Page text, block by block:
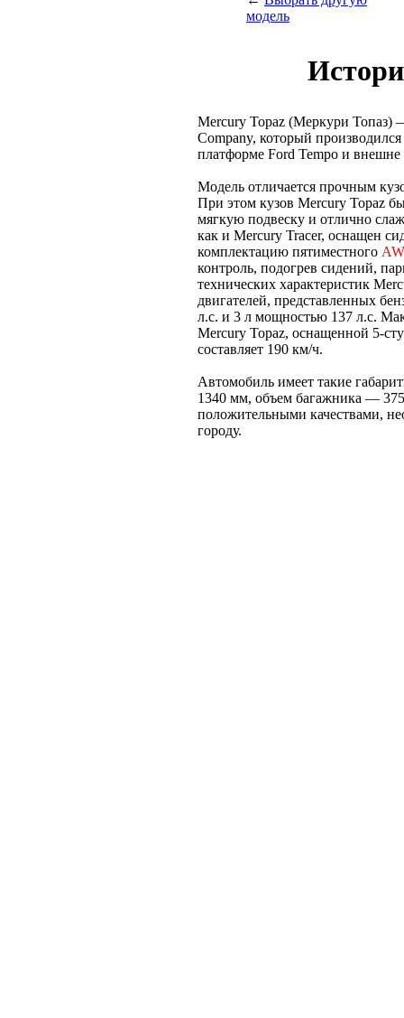
модель
Mercury Topaz (Меркури Топаз)
Company, который
платформе Ford Tempo и
Модель отличается прочным
При этом кузов Mercury Topaz
мягкую подвеску и отлично
как и Mercury Tracer, оснащен
комплектацию пятиместного AW
контроль, подогрев сидений,
технических характеристик
двигателей, представленных
л.с. и 3 л мощностью 137 л.с.
Mercury Topaz, оснащенной 5-
составляет 190 км/ч.
Автомобиль имеет такие
1340 мм, объем багажника —
положительными качествами,
городу.